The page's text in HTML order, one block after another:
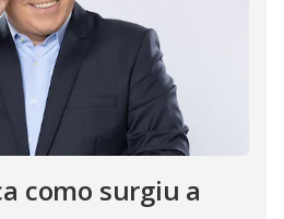
como surgiu a